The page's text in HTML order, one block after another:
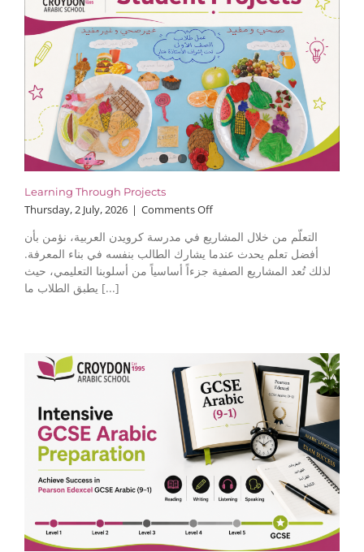
Learning Through Projects
Thursday, 2 July, 2026 | Comments Offon
Through
Projects
التعلّم من خلال المشاريع في مدرسة كرويدن العربية، نؤمن بأن
أفضل تعلم يحدث عندما يشارك الطالب بنفسه في بناء المعرفة.
لذلك تُعد المشاريع الصفية جزءاً أساسياً من أسلوبنا التعليمي، حيث
يطبق الطلاب ما [...]